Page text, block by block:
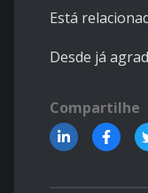
Está
Desde já
Compartilhe